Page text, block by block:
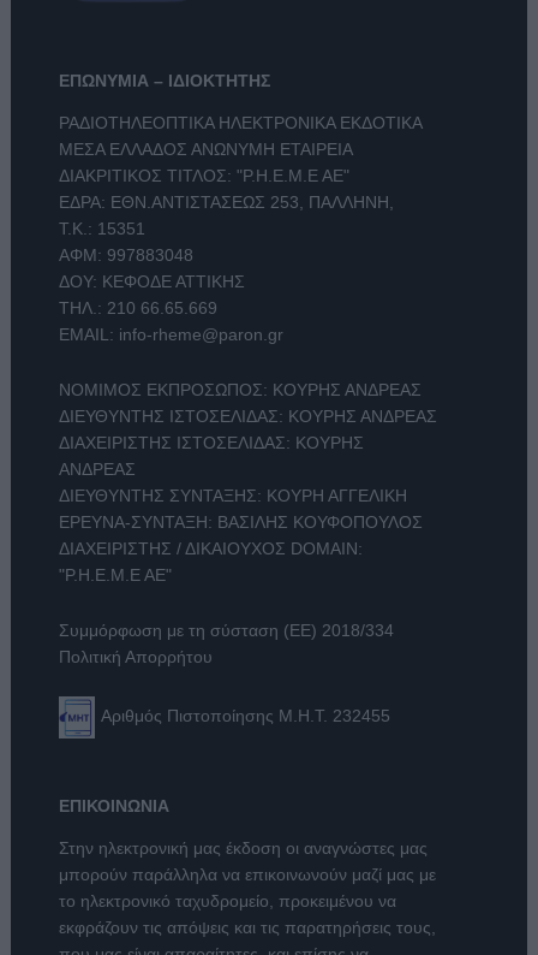
ΕΠΩΝΥΜΙΑ – ΙΔΙΟΚΤΗΤΗΣ
ΡΑΔΙΟΤΗΛΕΟΠΤΙΚΑ ΗΛΕΚΤΡΟΝΙΚΑ ΕΚΔΟΤΙΚΑ
ΜΕΣΑ ΕΛΛΑΔΟΣ ΑΝΩΝΥΜΗ ΕΤΑΙΡΕΙΑ
ΔΙΑΚΡΙΤΙΚΟΣ ΤΙΤΛΟΣ: "Ρ.Η.Ε.Μ.Ε ΑΕ"
ΕΔΡΑ: ΕΘΝ.ΑΝΤΙΣΤΑΣΕΩΣ 253, ΠΑΛΛΗΝΗ,
Τ.Κ.: 15351
ΑΦΜ: 997883048
ΔΟΥ: ΚΕΦΟΔΕ ΑΤΤΙΚΗΣ
ΤΗΛ.: 210 66.65.669
EMAIL: info-rheme@paron.gr
ΝΟΜΙΜΟΣ ΕΚΠΡΟΣΩΠΟΣ: ΚΟΥΡΗΣ ΑΝΔΡΕΑΣ
ΔΙΕΥΘΥΝΤΗΣ ΙΣΤΟΣΕΛΙΔΑΣ: ΚΟΥΡΗΣ ΑΝΔΡΕΑΣ
ΔΙΑΧΕΙΡΙΣΤΗΣ ΙΣΤΟΣΕΛΙΔΑΣ: ΚΟΥΡΗΣ
ΑΝΔΡΕΑΣ
ΔΙΕΥΘΥΝΤΗΣ ΣΥΝΤΑΞΗΣ: ΚΟΥΡΗ ΑΓΓΕΛΙΚΗ
ΕΡΕΥΝΑ-ΣΥΝΤΑΞΗ: ΒΑΣΙΛΗΣ ΚΟΥΦΟΠΟΥΛΟΣ
ΔΙΑΧΕΙΡΙΣΤΗΣ / ΔΙΚΑΙΟΥΧΟΣ DOMAIN:
"Ρ.Η.Ε.Μ.Ε ΑΕ"
Συμμόρφωση με τη σύσταση (ΕΕ) 2018/334
Πολιτική Απορρήτου
Αριθμός Πιστοποίησης Μ.Η.Τ. 232455
ΕΠΙΚΟΙΝΩΝΙΑ
Στην ηλεκτρονική μας έκδοση οι αναγνώστες μας
μπορούν παράλληλα να επικοινωνούν μαζί μας με
το ηλεκτρονικό ταχυδρομείο, προκειμένου να
εκφράζουν τις απόψεις και τις παρατηρήσεις τους,